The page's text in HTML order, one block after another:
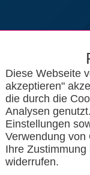
Diese Webseite
akzeptieren"
die durch die
Analysen
Einstellungen
Verwendung von
Ihre
widerrufen.
Startseite News